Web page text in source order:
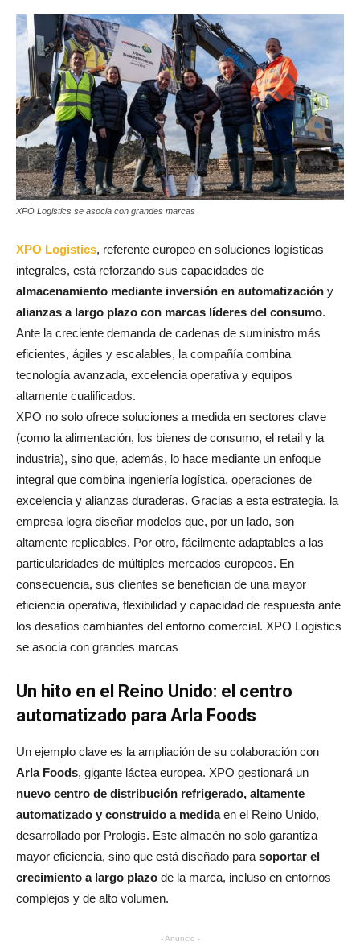
XPO Logistics se asocia con grandes marcas
XPO Logistics, referente europeo en soluciones logísticas
integrales, está reforzando sus capacidades de
almacenamiento mediante inversión en automatización y
alianzas a largo plazo con marcas líderes del consumo.
Ante la creciente demanda de cadenas de suministro más
eficientes, ágiles y escalables, la compañía combina
tecnología avanzada, excelencia operativa y equipos
altamente cualificados.
XPO no solo ofrece soluciones a medida en sectores clave
(como la alimentación, los bienes de consumo, el retail y la
industria), sino que, además, lo hace mediante un enfoque
integral que combina ingeniería logística, operaciones de
excelencia y alianzas duraderas. Gracias a esta estrategia, la
empresa logra diseñar modelos que, por un lado, son
altamente replicables. Por otro, fácilmente adaptables a las
particularidades de múltiples mercados europeos. En
consecuencia, sus clientes se benefician de una mayor
eficiencia operativa, flexibilidad y capacidad de respuesta ante
los desafíos cambiantes del entorno comercial. XPO Logistics
se asocia con grandes marcas
Un hito en el Reino Unido: el centro
automatizado para Arla Foods
Un ejemplo clave es la ampliación de su colaboración con
Arla Foods, gigante láctea europea. XPO gestionará un
nuevo centro de distribución refrigerado, altamente
automatizado y construido a medidaen el Reino Unido,
desarrollado por Prologis. Este almacén no solo garantiza
mayor eficiencia, sino que está diseñado para soportar el
crecimiento a largo plazo de la marca, incluso en entornos
complejos y de alto volumen.
- Anuncio -